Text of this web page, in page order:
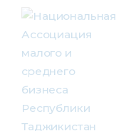
О нас
Деятельность
Проекты
Членство